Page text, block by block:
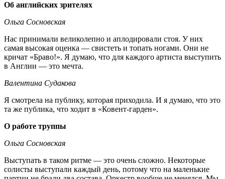
Об английских зрителях
Ольга Сосновская
Нас принимали великолепно и аплодировали стоя. У них
самая высокая оценка — свистеть и топать ногами. Они не
кричат «Браво!». Я думаю, что для каждого артиста выступить
в Англии — это мечта.
Валентина Судакова
Я смотрела на публику, которая приходила. И я думаю, что это
та же публика, что ходит в «Ковент-гарден».
О работе труппы
Ольга Сосновская
Выступать в таком ритме — это очень сложно. Некоторые
солисты выступали каждый день, потому что на маленькие